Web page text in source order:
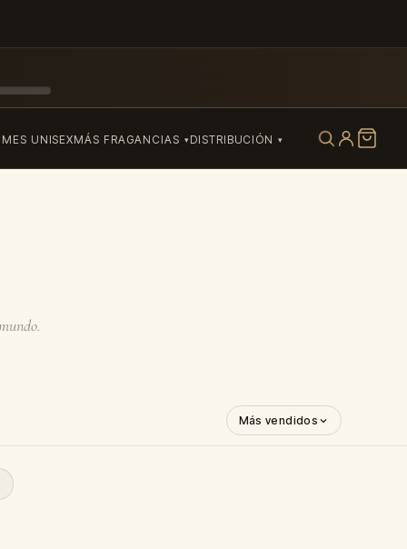
UNISEXMÁS FRAGANCIAS DISTRIBUCIÓN
Más vendidos